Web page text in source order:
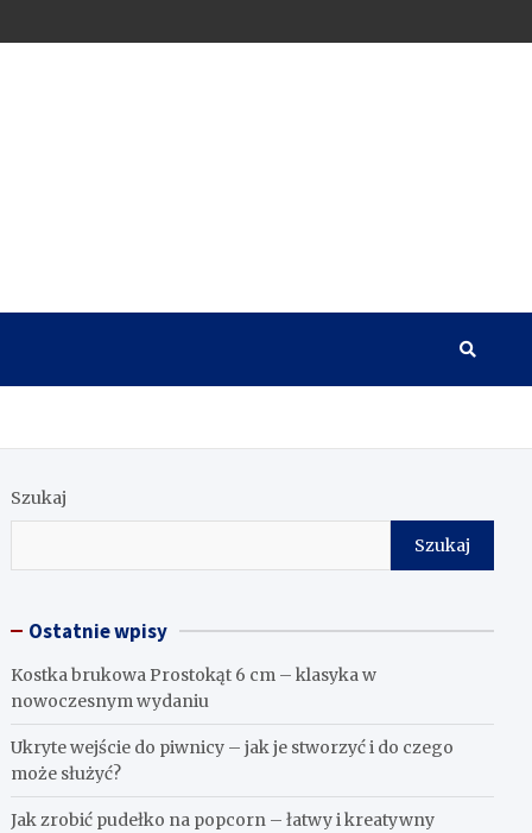
Szukaj
Szukaj
Ostatnie wpisy
Kostka brukowa Prostokąt 6 cm – klasyka w
nowoczesnym wydaniu
Ukryte wejście do piwnicy – jak je stworzyć i do czego
może służyć?
Jak zrobić pudełko na popcorn – łatwy i kreatywny